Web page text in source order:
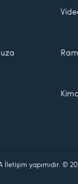
İletişim yapımıdır. ©